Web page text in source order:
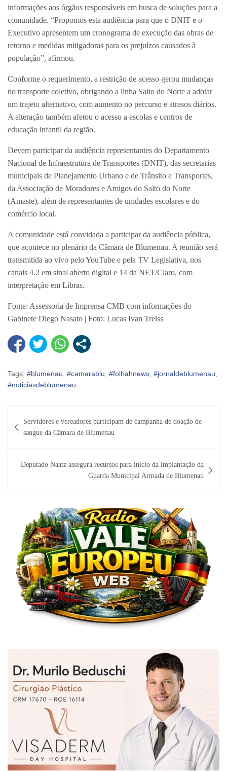
informações aos órgãos responsáveis em busca de soluções para a
comunidade. “Propomos esta audiência para que o DNIT e o
Executivo apresentem um cronograma de execução das obras de
retorno e medidas mitigadoras para os prejuízos causados à
população”, afirmou.
Conforme o requerimento, a restrição de acesso gerou mudanças
no transporte coletivo, obrigando a linha Salto do Norte a adotar
um trajeto alternativo, com aumento no percurso e atrasos diários.
A alteração também afetou o acesso a escolas e centros de
educação infantil da região.
Devem participar da audiência representantes do Departamento
Nacional de Infraestrutura de Transportes (DNIT), das secretarias
municipais de Planejamento Urbano e de Trânsito e Transportes,
da Associação de Moradores e Amigos do Salto do Norte
(Amaste), além de representantes de unidades escolares e do
comércio local.
A comunidade está convidada a participar da audiência pública,
que acontece no plenário da Câmara de Blumenau. A reunião será
transmitida ao vivo pelo YouTube e pela TV Legislativa, nos
canais 4.2 em sinal aberto digital e 14 da NET/Claro, com
interpretação em Libras.
Fonte: Assessoria de Imprensa CMB com informações do
Gabinete Diego Nasato | Foto: Lucas Ivan Treiss
Tags: #blumenau, #camarablu, #folhahnews, #jornaldeblumenau,
#noticiasdeblumenau
de
Post
Servidores e vereadores participam de campanha de doação de
sangue da Câmara de Blumenau
Deputado Naatz assegura recursos para inicio da implantação da
Guarda Municipal Armada de Blumenau